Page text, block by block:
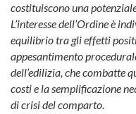
costituiscono una
L’interesse dell’Ordine è
equilibrio tra gli effetti
appesantimento
dell’edilizia, che combatte
costi e la semplificazione
di crisi del comparto.